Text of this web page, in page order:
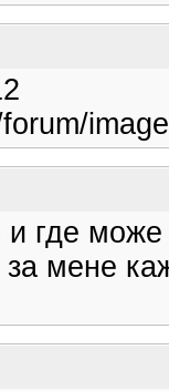
и где
мене